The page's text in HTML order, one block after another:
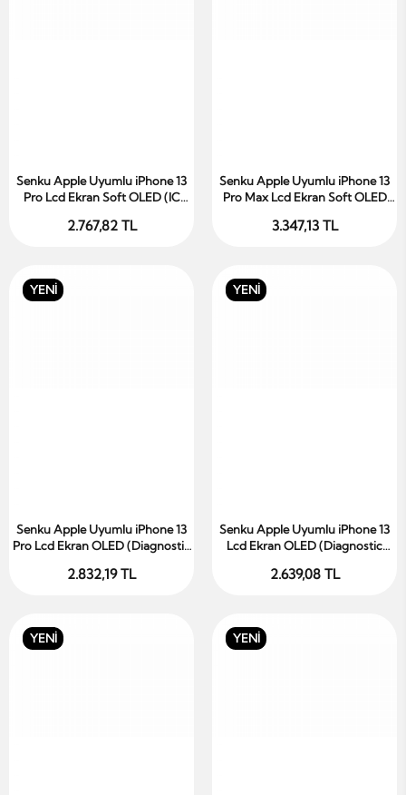
Sepete Ekle
Senku Apple Uyumlu iPhone 13
Pro Lcd Ekran Soft OLED (IC
2.767,82 TL
Sepete Ekle
Senku Apple Uyumlu iPhone 13
Pro Max Lcd Ekran Soft OLED
3.347,13 TL
YENİ
Sepete Ekle
Senku Apple Uyumlu iPhone 13
Pro Lcd Ekran OLED (Diagnostic
2.832,19 TL
YENİ
Sepete Ekle
Senku Apple Uyumlu iPhone 13
Lcd Ekran OLED (Diagnostic
2.639,08 TL
YENİ YENİ